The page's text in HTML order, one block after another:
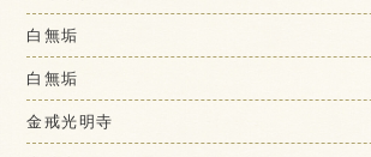
白無垢
白無垢
金戒光明寺